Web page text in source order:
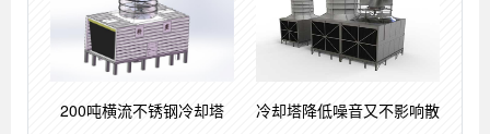
200吨横流不锈钢冷却塔 冷却塔降低噪音又不影响散